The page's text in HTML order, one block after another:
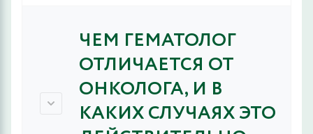
ЧЕМ ГЕМАТОЛОГ
ОТЛИЧАЕТСЯ ОТ
ОНКОЛОГА, И В
КАКИХ СЛУЧАЯХ ЭТО